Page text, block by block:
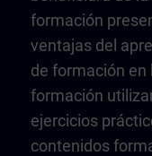
formación
ventajas del
de formación en
formación
ejercicios
contenidos